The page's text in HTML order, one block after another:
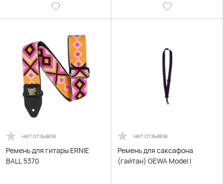
нет отзывов
Ремень для гитары ERNIE
BALL 5370
нет отзывов
Ремень для саксафона
(гайтан) GEWA Model I